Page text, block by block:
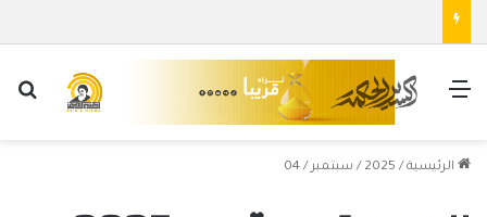
القائمة
الرئيسية /
2025
/ سبتمبر /
04